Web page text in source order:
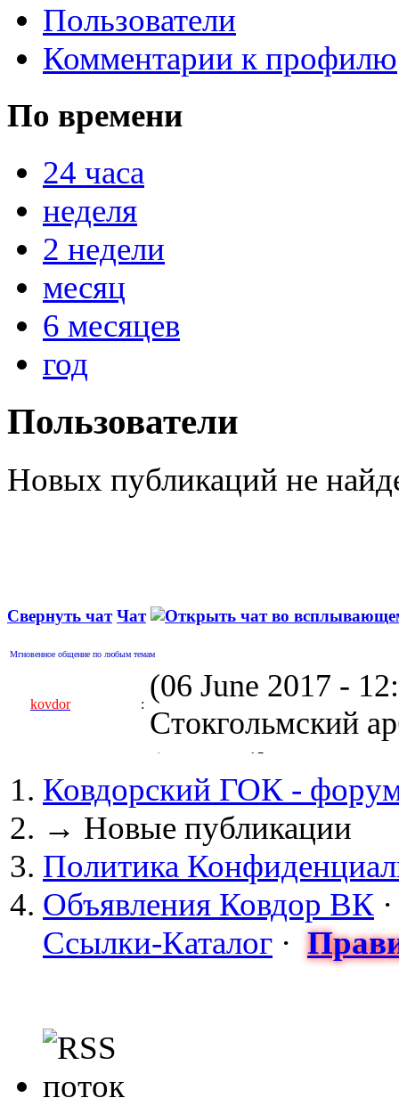
Пользователи
Комментарии к профилю
По времени
24 часа
неделя
2 недели
месяц
6 месяцев
год
Пользователи
Новых публикаций не
Свернуть чат Чат
Мгновенное общение по любым темам
kovdor :
(06 June 2017 -
Стокгольмский
kovdor
(05 April 2017 -
пустили
Сизонов Андрей :
(04 March 2017 -
майдан?
cont.ws/
kovdor
Ковдорский ГОК -
→ Новые публикации
Политика
Объявления Ковдор ВК
Ссылки-Каталог ·